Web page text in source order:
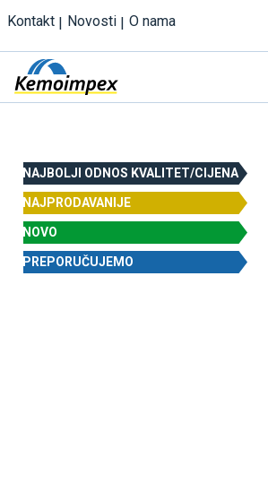
Kontakt Novosti O nama
NAJBOLJI ODNOS KVALITET/CIJENA
NAJPRODAVANIJE
NOVO
PREPORUČUJEMO